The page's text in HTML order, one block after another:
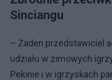
Sinciangu
– Żaden przedstawiciel
udziału w zimowych
Pekinie i w igrzyskach